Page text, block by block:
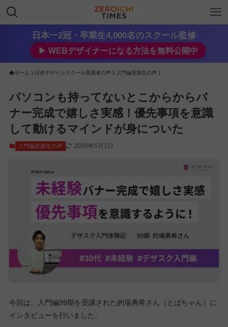
日本一2冠・卒業生4,000名のスクール監修
▶︎ WEBデザイナーになる方法を無料公開中
ホーム 日本デザインスクール受講者の声 入門編受講生の声
パソコンも持ってないとこからからバ
ナー完成で嬉しさ実感！優先事項を意識
して動けるマインドが身についた
入門編受講生の声 2026年5月1日
今回は、入門編99期を受講された的場勇希さん（とばちゃん）に
インタビューを行いました。